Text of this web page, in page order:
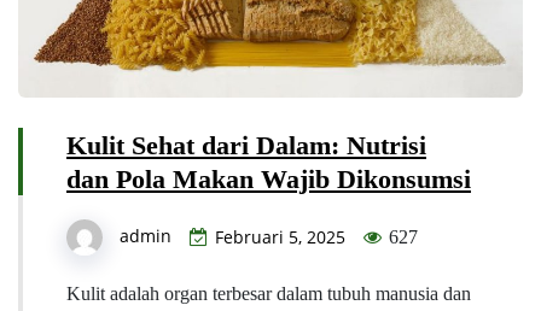
Kulit Sehat dari Dalam: Nutrisi
dan Pola Makan Wajib Dikonsumsi
admin Februari 5, 2025 627
Kulit adalah organ terbesar dalam tubuh manusia dan